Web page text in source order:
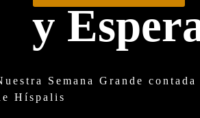
y
Semana Grande
Híspalis